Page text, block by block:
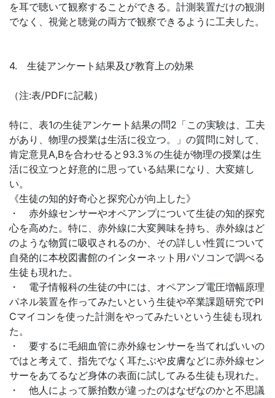
を耳で聴いて観察することができる。計測装置だけの観測
でなく、視覚と聴覚の両方で観察できるように工夫した。
4. 生徒アンケート結果及び教育上の効果
（注:表/PDFに記載）
特に、表1の生徒アンケート結果の問2「この実験は、工夫
があり、物理の授業は生活に役立つ。」の質問に対して、
肯定意見A,Bを合わせると93.3％の生徒が物理の授業は生
活に役立つと好意的に思っている結果になり、大変嬉し
い。
《生徒の知的好奇心と探究心が向上した》
・ 赤外線センサーやオペアンプについて生徒の知的探究
心を高めた。特に、赤外線に大変興味を持ち、赤外線はど
のような物質に吸収されるのか、その詳しい性質について
自発的に本校図書館のインターネット用パソコンで調べる
生徒も現れた。
・ 電子情報科の生徒の中には、オペアンプ電圧増幅原理
パネル装置を作ってみたいという生徒や卒業課題研究でPI
Cマイコンを使った計測をやってみたいという生徒も現れ
た。
・ 要するに毛細血管に赤外線センサーを当てればいいの
ではと考えて、指先でなく耳たぶや皮膚などに赤外線セン
サーをあてるなど身体の表面に試してみる生徒も現れた。
・ 他人によって脈拍数が違ったのはなぜなのかと不思議